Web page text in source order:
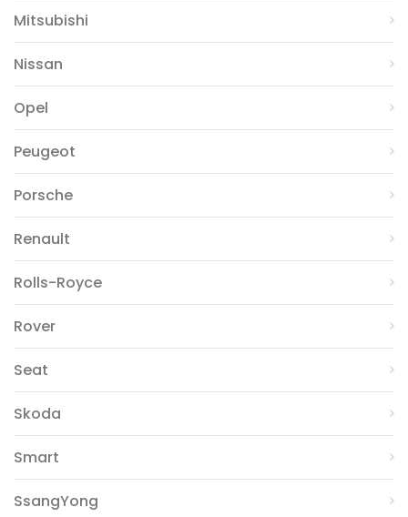
Mitsubishi
Nissan
Opel
Peugeot
Porsche
Renault
Rolls-Royce
Rover
Seat
Skoda
Smart
SsangYong